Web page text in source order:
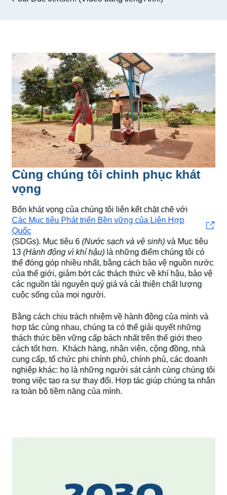
Cùng chúng tôi chinh phục khát
vọng
Bốn khát vọng của chúng tôi liên kết chặt chẽ với
Các Mục tiêu Phát triển Bền vững của Liên Hợp
Quốc
(SDGs). Mục tiêu 6(Nước sạch và vệ sinh)và Mục tiêu
13(Hành động vì khí hậu)là những điểm chúng tôi có
thể đóng góp nhiều nhất, bằng cách bảo vệ nguồn nước
của thế giới, giảm bớt các thách thức về khí hậu, bảo vệ
các nguồn tài nguyên quý giá và cải thiện chất lượng
cuộc sống của mọi người.
Bằng cách chịu trách nhiệm về hành động của mình và
hợp tác cùng nhau, chúng ta có thể giải quyết những
thách thức bền vững cấp bách nhất trên thế giới theo
cách tốt hơn. Khách hàng, nhân viên, cộng đồng, nhà
cung cấp, tổ chức phi chính phủ, chính phủ, các doanh
nghiệp khác: họ là những người sát cánh cùng chúng tôi
trong việc tạo ra sự thay đổi. Hợp tác giúp chúng ta nhận
ra toàn bộ tiềm năng của mình.